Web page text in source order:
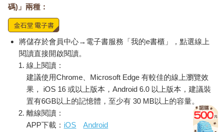
碼)」兩種：
將儲存於會員中心→電子書服務「我的e書櫃」，點選線上
閱讀直接開啟閱讀。
線上閱讀：
建議使用Chrome、Microsoft Edge 有較佳的線上瀏覽效
果， iOS 16 或以上版本，Android 6.0 以上版本，建議裝
置有6GB以上的記憶體，至少有 30 MB以上的容量。
離線閱讀：
APP下載： iOS
Android